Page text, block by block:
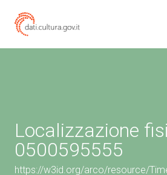
Localizzazione
0500595555
https://w3id.org/arco/resource/